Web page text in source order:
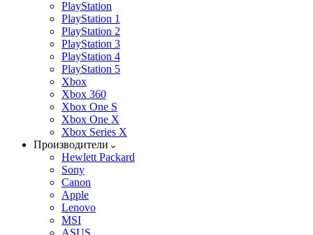
PlayStation
PlayStation 1
PlayStation 2
PlayStation 3
PlayStation 4
PlayStation 5
Xbox
Xbox 360
Xbox One S
Xbox One X
Xbox Series X
Производители
Hewlett Packard
Sony
Canon
Apple
Lenovo
MSI
ASUS